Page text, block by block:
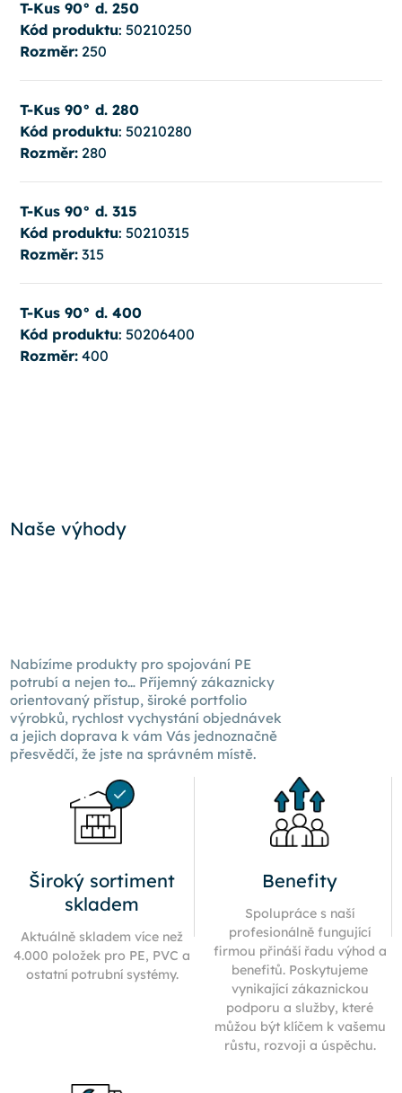
T-Kus 90° d. 250
Kód produktu: 50210250
Rozměr:250
T-Kus 90° d. 280
Kód produktu: 50210280
Rozměr:280
T-Kus 90° d. 315
Kód produktu: 50210315
Rozměr:315
T-Kus 90° d. 400
Kód produktu: 50206400
Rozměr:400
Naše výhody
Nabízíme produkty pro spojování PE
potrubí a nejen to… Příjemný zákaznicky
orientovaný přístup, široké portfolio
výrobků, rychlost vychystání objednávek
a jejich doprava kvám Vás jednoznačně
přesvědčí, že jste na správném místě.
Široký sortiment
skladem
Aktuálně skladem více než
4.000 položek pro PE, PVC a
ostatní potrubní systémy.
Benefity
Spolupráce s naší
profesionálně fungující
firmou přináší řadu výhod a
benefitů. Poskytujeme
vynikající zákaznickou
podporu a služby, které
můžou být klíčem k vašemu
růstu, rozvoji a úspěchu.